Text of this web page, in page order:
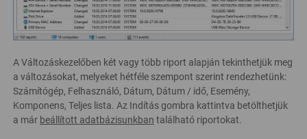
A Változáskezelőben két vagy több riport alapján tekinthetjük meg
a változásokat, melyeket hétféle szempont szerint rendezhetünk:
Számítógép, Felhasználó, Dátum, Dátum / idő, Esemény,
Komponens, Teljes lista. Az Indítás gombra kattintva betölthetjük
a már beállított adatbázisunkban található riportokat.